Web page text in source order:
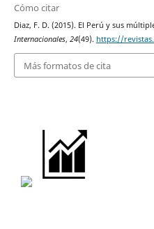
Cómo citar
Diaz, F. D. (2015). El Perú y sus
Internacionales, 24(49). https://
Más formatos de cita